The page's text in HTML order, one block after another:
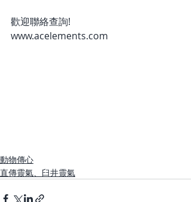
歡迎聯絡查詢!
www.acelements.com
動物傳心
直傳靈氣、臼井靈氣